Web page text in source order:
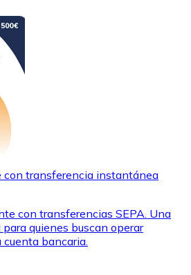
con transferencia instantánea
con transferencias SEPA. Una
quienes buscan operar
bancaria.